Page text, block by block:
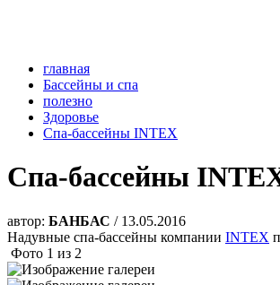
главная
Бассейны и спа
полезно
Здоровье
Спа-бассейны INTEX
Спа-бассейны
автор: БАНБАС / 13.05.2016
Надувные спа-бассейны компании INTEX
Фото 1 из 2